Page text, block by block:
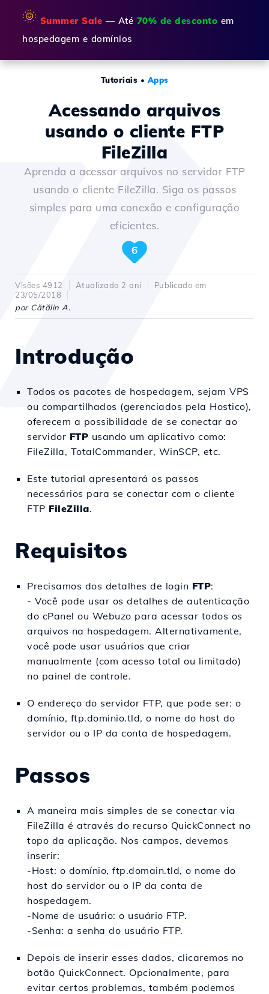
🌞 Summer Sale — Até 70% de desconto em
hospedagem e domínios
Tutoriais • Apps
Acessando arquivos
usando o cliente FTP
FileZilla
Aprenda a acessar arquivos no servidor FTP
usando o cliente FileZilla. Siga os passos
simples para uma conexão e configuração
eficientes.
6
Visões 4912 Atualizado 2 ani
Publicado em
23/05/2018
por Cătălin A.
Introdução
Todos os pacotes de hospedagem, sejam VPS
ou compartilhados (gerenciados pela Hostico),
oferecem a possibilidade de se conectar ao
servidor FTP usando um aplicativo como:
FileZilla, TotalCommander, WinSCP, etc.
Este tutorial apresentará os passos
necessários para se conectar com o cliente
FTP FileZilla.
Requisitos
Precisamos dos detalhes de login FTP:
- Você pode usar os detalhes de autenticação
do cPanel ou Webuzo para acessar todos os
arquivos na hospedagem. Alternativamente,
você pode usar usuários que criar
manualmente (com acesso total ou limitado)
no painel de controle.
O endereço do servidor FTP, que pode ser: o
domínio, ftp.dominio.tld, o nome do host do
servidor ou o IP da conta de hospedagem.
Passos
A maneira mais simples de se conectar via
FileZilla é através do recurso QuickConnect no
topo da aplicação. Nos campos, devemos
inserir:
-Host: o domínio, ftp.domain.tld, o nome do
host do servidor ou o IP da conta de
hospedagem.
-Nome de usuário: o usuário FTP.
-Senha: a senha do usuário FTP.
Depois de inserir esses dados, clicaremos no
botão QuickConnect. Opcionalmente, para
evitar certos problemas, também podemos